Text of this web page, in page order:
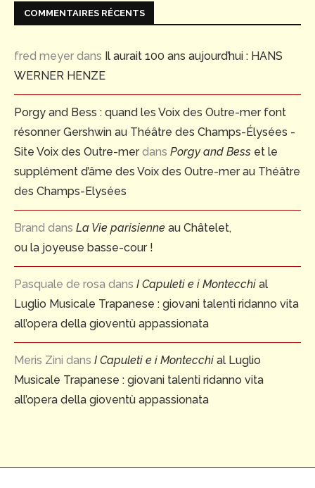
COMMENTAIRES RÉCENTS
fred meyer dans Il aurait 100 ans aujourd’hui : HANS
WERNER HENZE
Porgy and Bess : quand les Voix des Outre-mer font
résonner Gershwin au Théâtre des Champs-Élysées -
Site Voix des Outre-merdans Porgy and Bess et le
supplément d’âme des Voix des Outre-mer au Théâtre
des Champs-Elysées
Brand dans La Vie parisienne au Châtelet,
ou la joyeuse basse-cour !
Pasquale de rosa dans I Capuleti e i Montecchi al
Luglio Musicale Trapanese : giovani talenti ridanno vita
all’opera della gioventù appassionata
Meris Zini dans I Capuleti e i Montecchi al Luglio
Musicale Trapanese : giovani talenti ridanno vita
all’opera della gioventù appassionata